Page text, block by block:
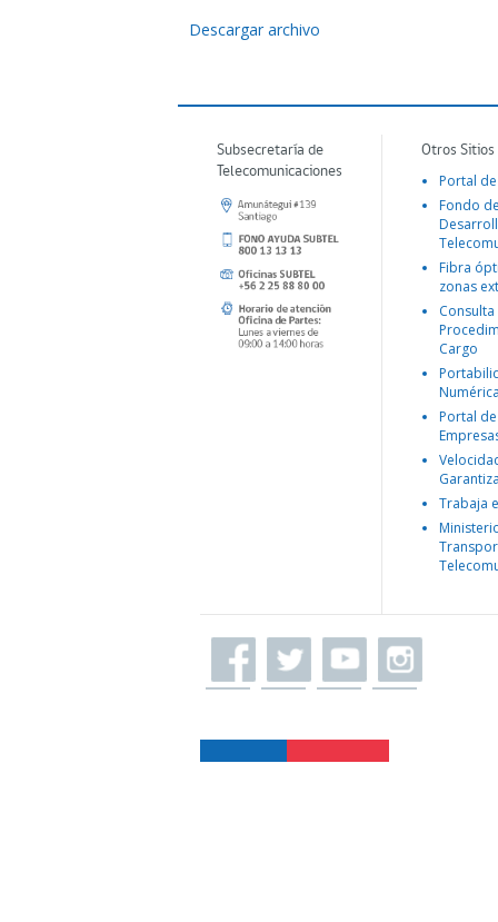
Descargar archivo
Subsecretaría de
Telecomunicaciones
Otros
Portal
Fondo
Fibra
zonas
Consulta
Cargo
Portal
Trabaja